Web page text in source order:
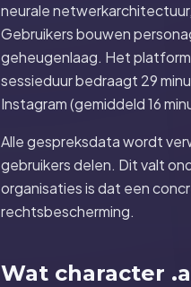
neurale
Gebruikers bouwen
geheugenlaag. Het platform
sessieduur bedraagt 29
Instagram (gemiddeld 16
Alle gespreksdata wordt
gebruikers delen. Dit valt
organisaties is dat een
rechtsbescherming.
Wat character